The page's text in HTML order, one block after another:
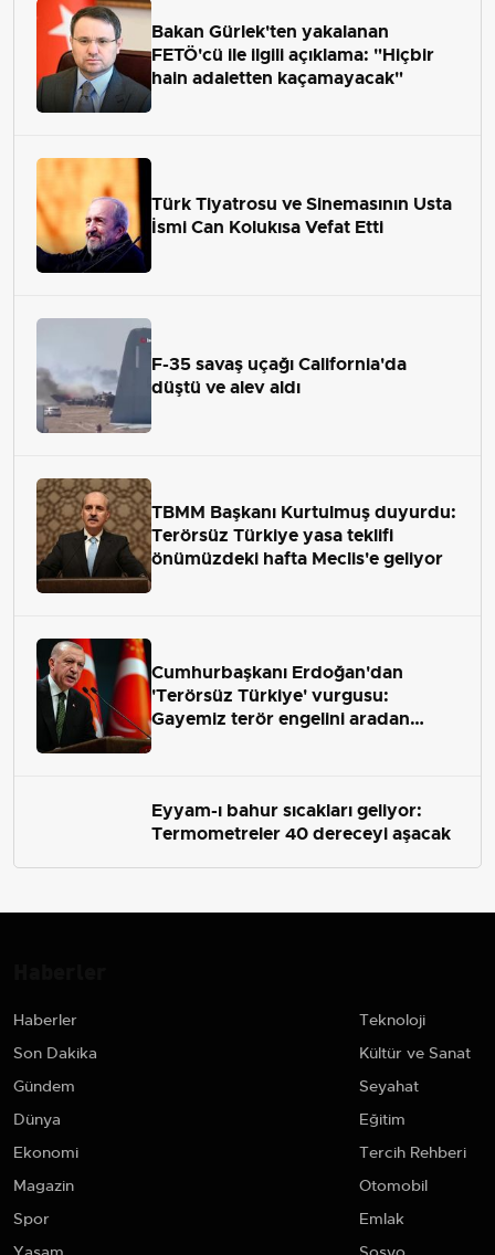
Bakan Gürlek'ten yakalanan
FETÖ'cü ile ilgili açıklama: "Hiçbir
hain adaletten kaçamayacak"
Türk Tiyatrosu ve Sinemasının Usta
İsmi Can Kolukısa Vefat Etti
F-35 savaş uçağı California'da
düştü ve alev aldı
TBMM Başkanı Kurtulmuş duyurdu:
Terörsüz Türkiye yasa teklifi
önümüzdeki hafta Meclis'e geliyor
Cumhurbaşkanı Erdoğan'dan
'Terörsüz Türkiye' vurgusu:
Gayemiz terör engelini aradan
Eyyam-ı bahur sıcakları geliyor:
Termometreler 40 dereceyi aşacak
Haberler
Son Dakika
Gündem
Dünya
Ekonomi
Magazin
Spor
Teknoloji
Kültür ve Sanat
Seyahat
Eğitim
Tercih Rehberi
Otomobil
Emlak